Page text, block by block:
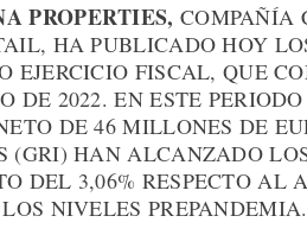
PROPERTIES, COMPAÑÍA
HA PUBLICADO HOY
EJERCICIO FISCAL, QUE
DE 2022. EN ESTE
DE 46 MILLONES DE
(GRI) HAN ALCANZADO
DEL 3,06% RESPECTO
NIVELES PREPANDEMIA.